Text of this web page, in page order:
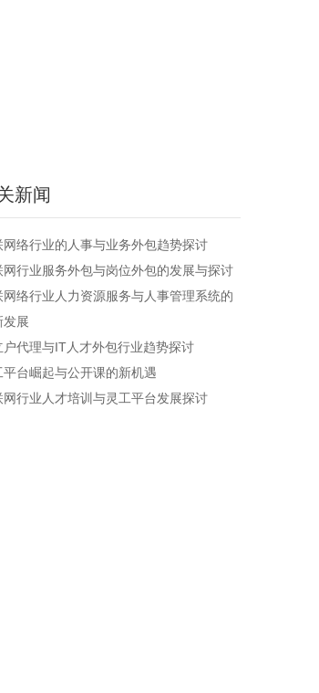
新闻
网络行业的人事与业务外包趋势探讨
网行业服务外包与岗位外包的发展与探讨
网络行业人力资源服务与人事管理系统的
发展
户代理与IT人才外包行业趋势探讨
平台崛起与公开课的新机遇
网行业人才培训与灵工平台发展探讨